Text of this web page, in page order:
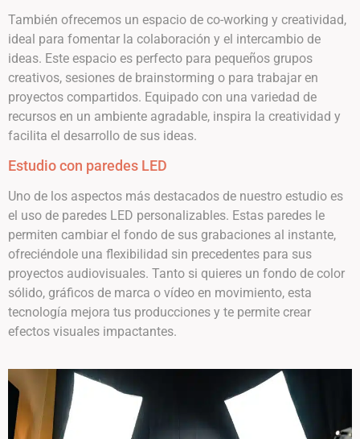
También ofrecemos un espacio de co-working y creatividad,
ideal para fomentar la colaboración y el intercambio de
ideas. Este espacio es perfecto para pequeños grupos
creativos, sesiones de brainstorming o para trabajar en
proyectos compartidos. Equipado con una variedad de
recursos en un ambiente agradable, inspira la creatividad y
facilita el desarrollo de sus ideas.
Estudio con paredes LED
Uno de los aspectos más destacados de nuestro estudio es
el uso de paredes LED personalizables. Estas paredes le
permiten cambiar el fondo de sus grabaciones al instante,
ofreciéndole una flexibilidad sin precedentes para sus
proyectos audiovisuales. Tanto si quieres un fondo de color
sólido, gráficos de marca o vídeo en movimiento, esta
tecnología mejora tus producciones y te permite crear
efectos visuales impactantes.